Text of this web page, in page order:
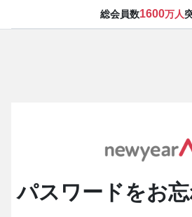
総会員数1600万人
パスワードをお